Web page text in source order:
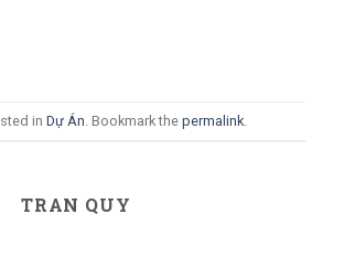
in Dự Án . Bookmark the permalink
TRAN QUY